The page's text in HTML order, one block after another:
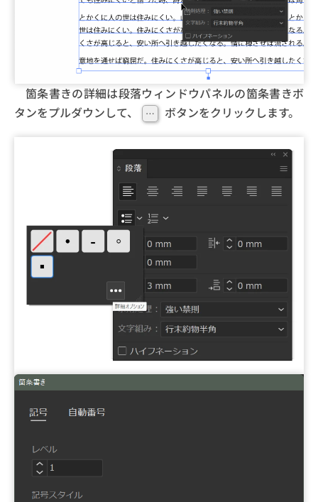
箇条書きの詳細は段落ウィンドウパネルの箇条書きボ
タンをプルダウンして、
… ボタンをクリックします。